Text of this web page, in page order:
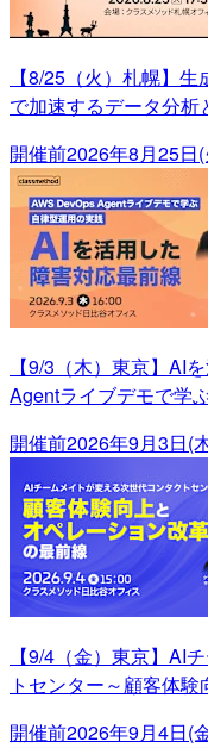
【8/25（火）札幌】
で加速するデータ分
開催前2026年8月25日
【9/3（木）東京】AI
Agentライブデモで学
開催前2026年9月3日(
【9/4（金）東京】AI
トセンター～顧客体
開催前2026年9月4日(